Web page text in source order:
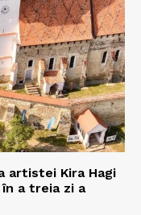
artistei Kira Hagi
a treia zi a